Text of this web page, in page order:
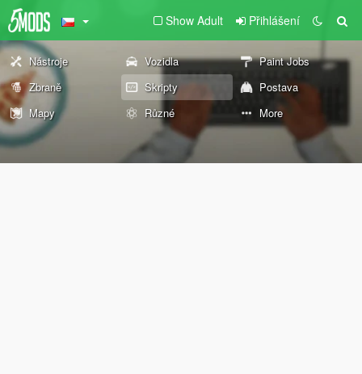
Show Adult Přihlášení
Nástroje Vozidla
Paint Jobs
Zbraně
Skripty
Postava
Mapy
Různé More